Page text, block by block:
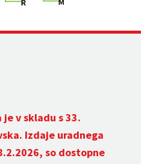
v skladu s 33.
Izdaje uradnega
so dostopne